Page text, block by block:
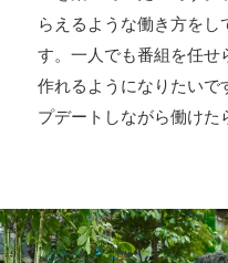
らえるような働き方を
す。一人でも番組を任
作れるようになりたいで
プデートしながら働けた